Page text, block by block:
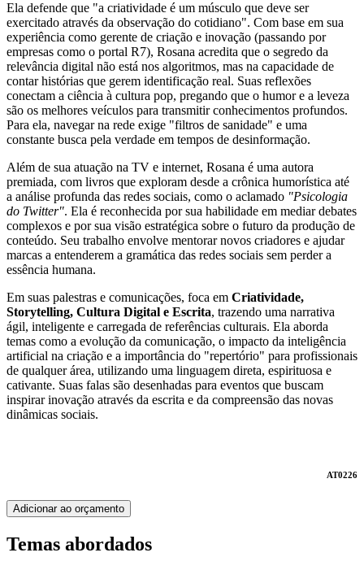
Ela defende que "a criatividade é um músculo que deve ser
exercitado através da observação do cotidiano". Com base em sua
experiência como gerente de criação e inovação (passando por
empresas como o portal R7), Rosana acredita que o segredo da
relevância digital não está nos algoritmos, mas na capacidade de
contar histórias que gerem identificação real. Suas reflexões
conectam a ciência à cultura pop, pregando que o humor e a leveza
são os melhores veículos para transmitir conhecimentos profundos.
Para ela, navegar na rede exige "filtros de sanidade" e uma
constante busca pela verdade em tempos de desinformação.
Além de sua atuação na TV e internet, Rosana é uma autora
premiada, com livros que exploram desde a crônica humorística até
a análise profunda das redes sociais, como o aclamado "Psicologia
do Twitter". Ela é reconhecida por sua habilidade em mediar debates
complexos e por sua visão estratégica sobre o futuro da produção de
conteúdo. Seu trabalho envolve mentorar novos criadores e ajudar
marcas a entenderem a gramática das redes sociais sem perder a
essência humana.
Em suas palestras e comunicações, foca em Criatividade,
Storytelling, Cultura Digital e Escrita, trazendo uma narrativa
ágil, inteligente e carregada de referências culturais. Ela aborda
temas como a evolução da comunicação, o impacto da inteligência
artificial na criação e a importância do "repertório" para profissionais
de qualquer área, utilizando uma linguagem direta, espirituosa e
cativante. Suas falas são desenhadas para eventos que buscam
inspirar inovação através da escrita e da compreensão das novas
dinâmicas sociais.
AT0226
Adicionar ao orçamento
Temas abordados